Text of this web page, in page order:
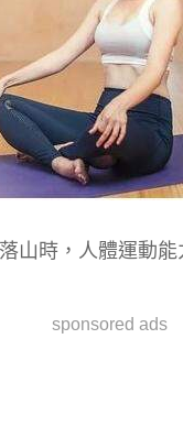
山時，人體運動能
sponsored ads